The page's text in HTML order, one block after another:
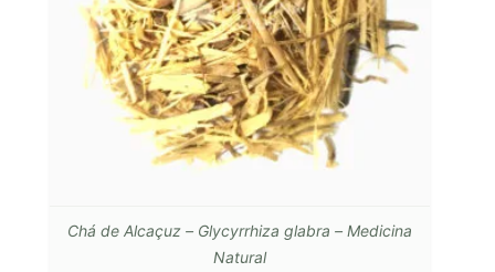
Chá de Alcaçuz – Glycyrrhiza glabra – Medicina
Natural